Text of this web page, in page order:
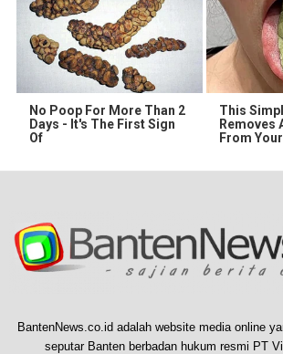
No Poop For More Than 2
Days - It's The First Sign
Of
This
Removes
From
BantenNews.co.id adalah website media online
seputar Banten berbadan hukum resmi PT